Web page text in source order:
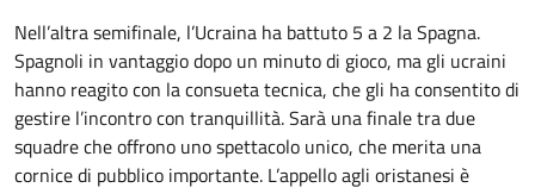
Nell’altra semifinale, l’Ucraina ha battuto 5 a 2 la Spagna.
Spagnoli in vantaggio dopo un minuto di gioco, ma gli ucraini
hanno reagito con la consueta tecnica, che gli ha consentito di
gestire l’incontro con tranquillità. Sarà una finale tra due
squadre che offrono uno spettacolo unico, che merita una
cornice di pubblico importante. L’appello agli oristanesi è